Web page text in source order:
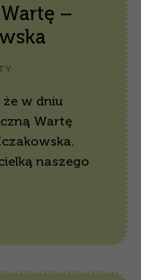
–
w dniu
Wartę
naszego